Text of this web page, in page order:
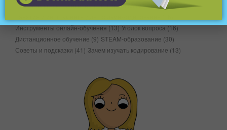
Познакомьтесь с учителем(44) Новые возможности(40)
Инструменты онлайн-обучения(13) Уголок вопроса(16)
Дистанционное обучение (9) STEAM-образование (30)
Советы и подсказки (41) Зачем изучать кодирование (13)